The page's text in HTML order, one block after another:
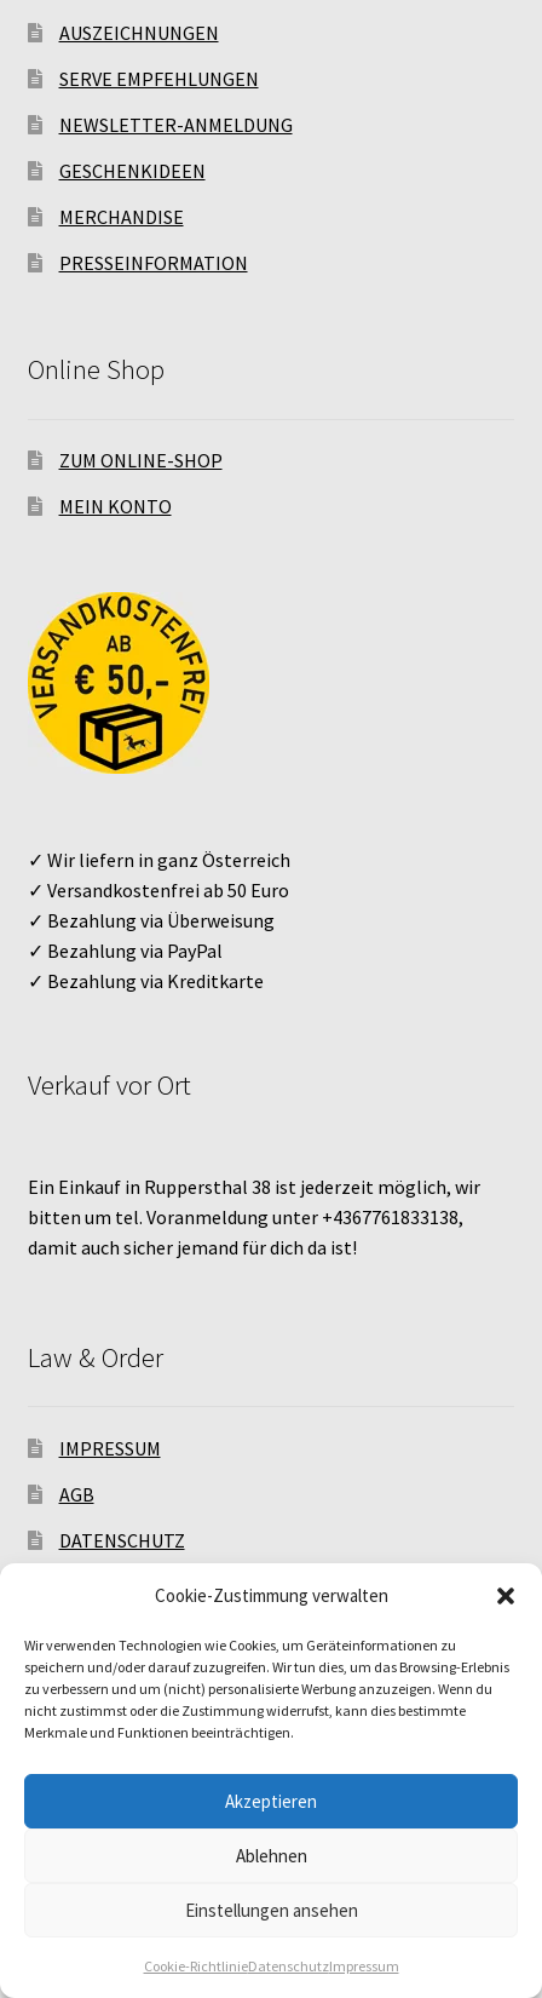
Cookie-Zustimmung verwalten
Wir verwenden Technologien wie Cookies, um Geräteinformationen zu
speichern und/oder darauf zuzugreifen. Wir tun dies, um das Browsing-Erlebnis
zu verbessern und um (nicht) personalisierte Werbung anzuzeigen. Wenn du
nicht zustimmst oder die Zustimmung widerrufst, kann dies bestimmte
Merkmale und Funktionen beeinträchtigen.
Akzeptieren
Ablehnen
Einstellungen ansehen
Cookie-RichtlinieDatenschutzImpressum
AUSZEICHNUNGEN
SERVE EMPFEHLUNGEN
NEWSLETTER-ANMELDUNG
GESCHENKIDEEN
MERCHANDISE
PRESSEINFORMATION
Online Shop
ZUM ONLINE-SHOP
MEIN KONTO
✓ Wir liefern in ganz Österreich
✓ Versandkostenfrei ab 50 Euro
✓ Bezahlung via Überweisung
✓ Bezahlung via PayPal
✓ Bezahlung via Kreditkarte
Verkauf vor Ort
Ein Einkauf in Ruppersthal 38 ist jederzeit möglich, wir
bitten um tel. Voranmeldung unter +4367761833138,
damit auch sicher jemand für dich da ist!
Law & Order
IMPRESSUM
AGB
DATENSCHUTZ
COOKIE-RICHTLINIE (EU)
Steiner Bros. GmbH
Johannes & Martin Steiner
Ruppersthal 38
Tel.: +436764639900